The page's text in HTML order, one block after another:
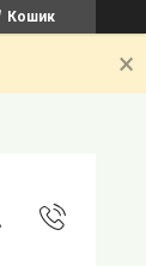
Кошик